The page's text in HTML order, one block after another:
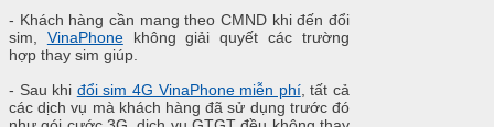
- Khách hàng cần mang theo CMND khi đến đổi
sim, VinaPhonekhông giải quyết các trường
hợp thay sim giúp.
- Sau khi đổi sim 4G VinaPhone miễn phí, tất cả
các dịch vụ mà khách hàng đã sử dụng trước đó